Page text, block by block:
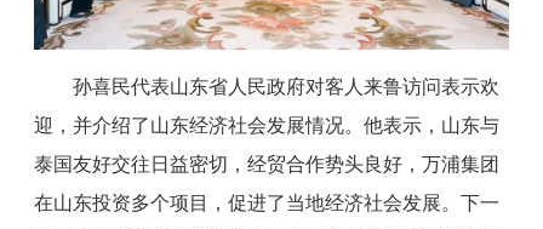
孙喜民代表山东省人民政府对客人来鲁访问表示欢
迎，并介绍了山东经济社会发展情况。他表示，山东与
泰国友好交往日益密切，经贸合作势头良好，万浦集团
在山东投资多个项目，促进了当地经济社会发展。下一